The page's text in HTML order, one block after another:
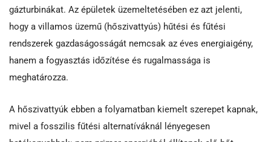
gázturbinákat. Az épületek üzemeltetésében ez azt jelenti,
hogy a villamos üzemű (hőszivattyús) hűtési és fűtési
rendszerek gazdaságosságát nemcsak az éves energiaigény,
hanem a fogyasztás időzítése és rugalmassága is
meghatározza.
A hőszivattyúk ebben a folyamatban kiemelt szerepet kapnak,
mivel a fosszilis fűtési alternatíváknál lényegesen